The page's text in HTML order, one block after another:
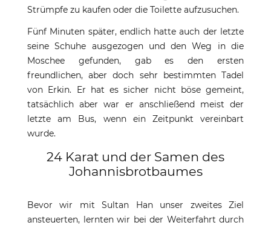
Strümpfe zu kaufen oder die Toilette aufzusuchen.
Fünf Minuten später, endlich hatte auch der letzte
seine Schuhe ausgezogen und den Weg in die
Moschee gefunden, gab es den ersten
freundlichen, aber doch sehr bestimmten Tadel
von Erkin. Er hat es sicher nicht böse gemeint,
tatsächlich aber war er anschließend meist der
letzte am Bus, wenn ein Zeitpunkt vereinbart
wurde.
24 Karat und der Samen des
Johannisbrotbaumes
Bevor wir mit Sultan Han unser zweites Ziel
ansteuerten, lernten wir bei der Weiterfahrt durch